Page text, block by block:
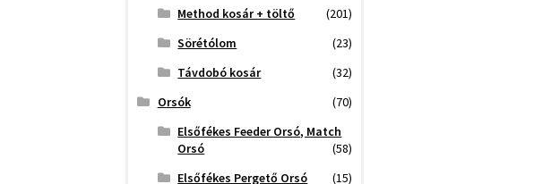
Method kosár + töltő
(201)
Sörétólom
(23)
Távdobó kosár
(32)
Orsók
(70)
Elsőfékes Feeder Orsó, Match
Orsó
(58)
Elsőfékes Pergető Orsó
(15)